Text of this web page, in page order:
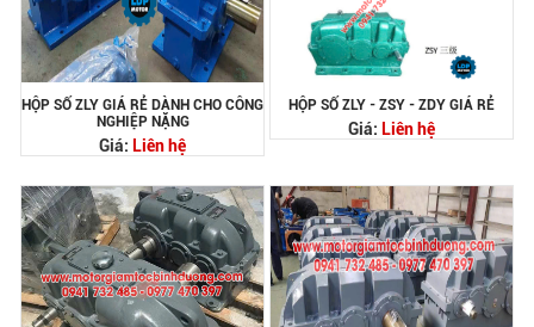
HỘP SỐ ZLY GIÁ RẺ DÀNH CHO CÔNG
NGHIỆP NẶNG
Giá: Liên hệ
HỘP SỐ ZLY - ZSY - ZDY GIÁ RẺ
Giá: Liên hệ